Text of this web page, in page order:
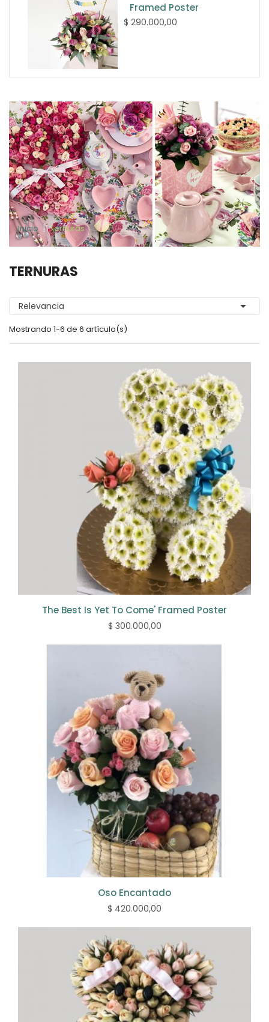
Framed Poster
$ 290.000,00
Inicio Ternuras
TERNURAS
Relevancia 
Mostrando 1-6 de 6 artículo(s)
The Best Is Yet To Come' Framed Poster
$ 300.000,00
Oso Encantado
$ 420.000,00